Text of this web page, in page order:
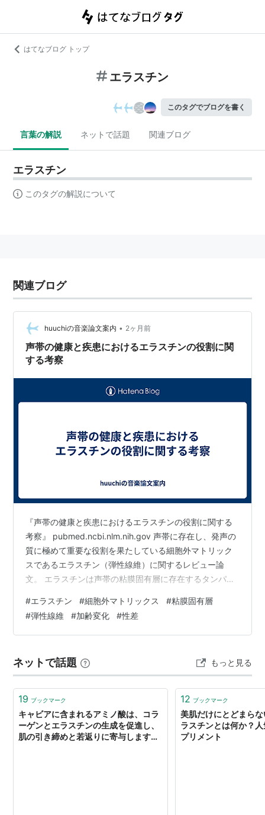
はてなブログ トップ
エラスチン
このタグでブログを書く
言葉の解説 ネットで話題 関連ブログ
エラスチン
このタグの解説について
関連ブログ
huuchiの音楽論文案内 • 2ヶ月前
声帯の健康と疾患におけるエラスチンの役割に関
する考察
『声帯の健康と疾患におけるエラスチンの役割に関する
考察』 pubmed.ncbi.nlm.nih.gov 声帯に存在し、発声の
質に極めて重要な役割を果たしている細胞外マトリック
スであるエラスチン（弾性線維）に関するレビュー論
文。 エラスチンは声帯の粘膜固有層に存在するタンパク
それに比べ、皮膚、肺、大動脈では、エラスチンが占め
る割合はそれぞれ2〜4%、30%、70%であるが、これは
力学的ひずみが、固有層では皮膚に比べると大、肺や動
成、構造、組織化の変化は弾性に影響を与え、それによ
り粘膜波の伝播…
#エラスチン #細胞外マトリックス #粘膜固有層
#弾性線維 #加齢変化 #性差
ネットで話題 もっと見る
19 ブックマーク
キャビアに含まれるアミノ酸は、コラ
ーゲンとエラスチンの生成を促進し、
肌の引き締めと若返りに寄与します。
12 ブックマーク
美肌だけにとどまら
ラスチンとは何か？
プリメント